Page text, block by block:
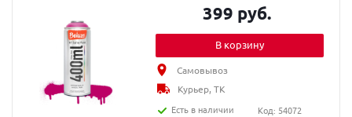
399 руб.
В корзину
Самовывоз
Курьер, ТК
Есть в наличии
Код: 54072